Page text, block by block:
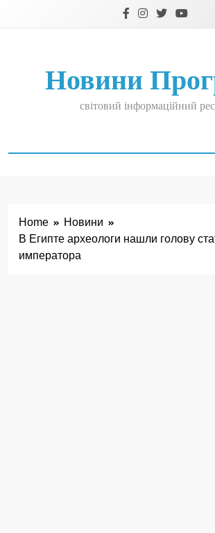
Новини
світовий інформаційний
Home
Новини
В Египте археологи нашли голову
императора